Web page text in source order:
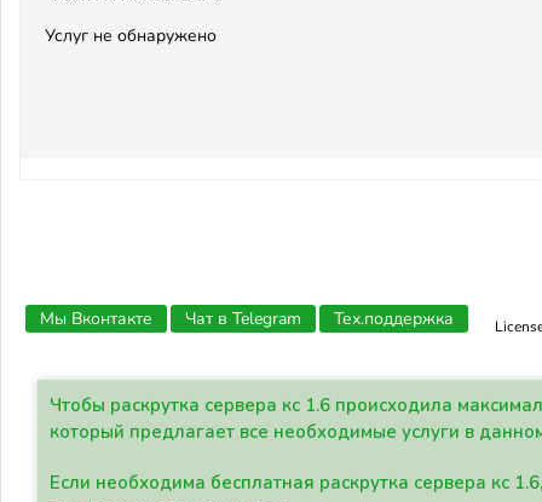
Услуг не обнаружено
Мы Вконтакте Чат в Telegram Тех.поддержка
Чтобы раскрутка сервера кс 1.6 происходила
который предлагает все необходимые услуги в
Если необходима бесплатная раскрутка сервера кс